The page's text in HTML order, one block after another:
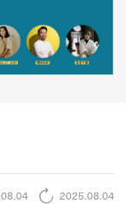
2025.08.04